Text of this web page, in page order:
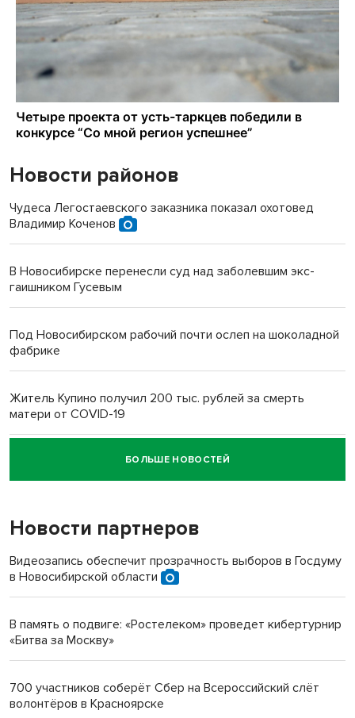
Новости районов
Чудеса Легостаевского заказника показал охотовед
Владимир Коченов
В Новосибирске перенесли суд над заболевшим экс-
гаишником Гусевым
Под Новосибирском рабочий почти ослеп на шоколадной
фабрике
Житель Купино получил 200 тыс. рублей за смерть
матери от COVID-19
Новосибирский суд наказал водителя за смерть
пенсионерки на вокзале
«Мы живём на пастбище!»: в новосибирском селе лошади
терроризируют жителей
Инвалид получил условный срок за избиение врачей
БОЛЬШЕ НОВОСТЕЙ
Новости партнеров
Видеозапись обеспечит прозрачность выборов в Госдуму
в Новосибирской области
В память о подвиге: «Ростелеком» проведет кибертурнир
«Битва за Москву»
700 участников соберёт Сбер на Всероссийский слёт
волонтёров в Красноярске